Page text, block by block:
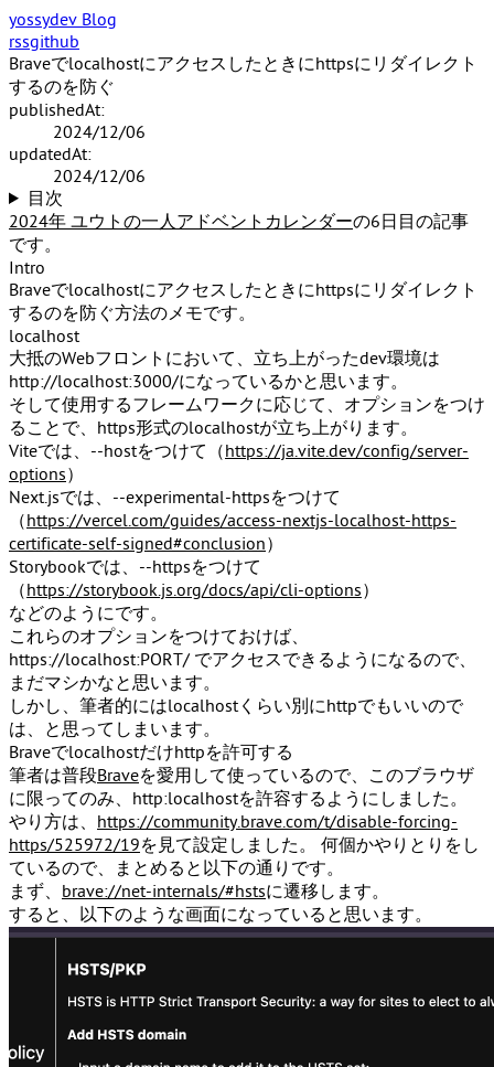
yossydev Blog
rssgithub
Braveでlocalhostにアクセスしたときにhttpsにリダイレクト
するのを防ぐ
publishedAt:
2024/12/06
updatedAt:
2024/12/06
目次
2024年 ユウトの一人アドベントカレンダーの6日目の記事
です。
Intro
Braveでlocalhostにアクセスしたときにhttpsにリダイレクト
するのを防ぐ方法のメモです。
localhost
大抵のWebフロントにおいて、立ち上がったdev環境は
http://localhost:3000/になっているかと思います。
そして使用するフレームワークに応じて、オプションをつけ
ることで、https形式のlocalhostが立ち上がります。
Viteでは、--hostをつけて（https://ja.vite.dev/config/server-
options）
Next.jsでは、--experimental-httpsをつけて
（https://vercel.com/guides/access-nextjs-localhost-https-
certificate-self-signed#conclusion）
Storybookでは、--httpsをつけて
（https://storybook.js.org/docs/api/cli-options）
などのようにです。
これらのオプションをつけておけば、
https://localhost:PORT/ でアクセスできるようになるので、
まだマシかなと思います。
しかし、筆者的にはlocalhostくらい別にhttpでもいいので
は、と思ってしまいます。
Braveでlocalhostだけhttpを許可する
筆者は普段Braveを愛用して使っているので、このブラウザ
に限ってのみ、http:localhostを許容するようにしました。
やり方は、 https://community.brave.com/t/disable-forcing-
https/525972/19を見て設定しました。 何個かやりとりをし
ているので、まとめると以下の通りです。
まず、 brave://net-internals/#hstsに遷移します。
すると、以下のような画面になっていると思います。